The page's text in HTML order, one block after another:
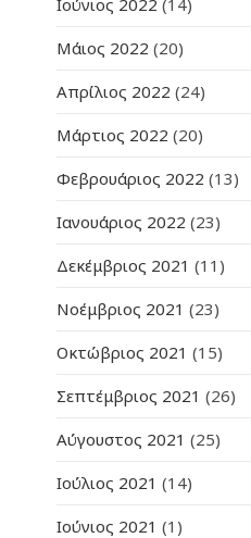
Μάιος 2022 (20)
Απρίλιος 2022 (24)
Μάρτιος 2022 (20)
Φεβρουάριος 2022 (13)
Ιανουάριος 2022 (23)
Δεκέμβριος 2021 (11)
Νοέμβριος 2021 (23)
Οκτώβριος 2021 (15)
Σεπτέμβριος 2021 (26)
Αύγουστος 2021 (25)
Ιούλιος 2021 (14)
Ιούνιος 2021 (1)